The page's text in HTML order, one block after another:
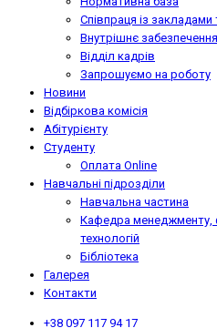
Співпраця із
Внутрішнє
Відділ кадрів
Запрошуємо на роботу
Новини
Відбіркова комісія
Абітурієнту
Студенту
Оплата Online
Навчальні підрозділи
Навчальна частина
Кафедра менеджменту,
технологій
Бібліотека
Галерея
Контакти
+38 097 117 94 17